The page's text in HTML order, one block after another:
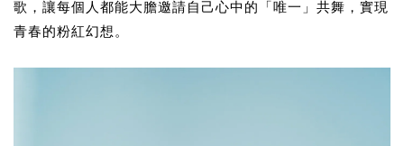
歌，讓每個人都能大膽邀請自己心中的「唯一」共舞，實現
青春的粉紅幻想。